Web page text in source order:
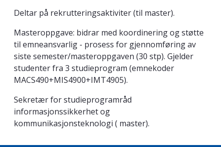
Deltar på rekrutteringsaktiviter (til master).
Masteroppgave: bidrar med koordinering og støtte
til emneansvarlig - prosess for gjennomføring av
siste semester/masteroppgaven (30 stp). Gjelder
studenter fra 3 studieprogram (emnekoder
MACS490+MIS4900+IMT4905).
Sekretær for studieprogramråd
informasjonssikkerhet og
kommunikasjonsteknologi ( master).